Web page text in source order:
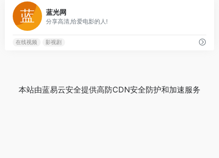
蓝光网
分享高清,给爱电影的人!
在线视频 影视剧
本站由蓝易云安全提供高防CDN安全防护和加速服务